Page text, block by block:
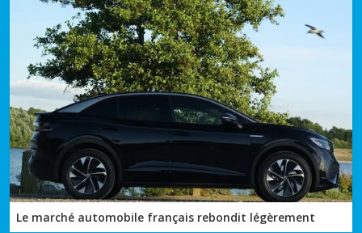
Le marché automobile français rebondit légèrement